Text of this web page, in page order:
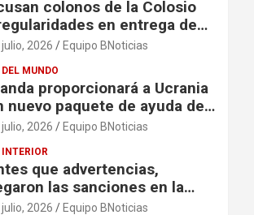
colonos de la Colosio
en entrega de
julio, 2026 Equipo BNoticias
DEL MUNDO
proporcionará a Ucrania
nuevo paquete de ayuda de
millones de euros
julio, 2026 Equipo BNoticias
que advertencias,
las sanciones en la
El Milagro
julio, 2026 Equipo BNoticias